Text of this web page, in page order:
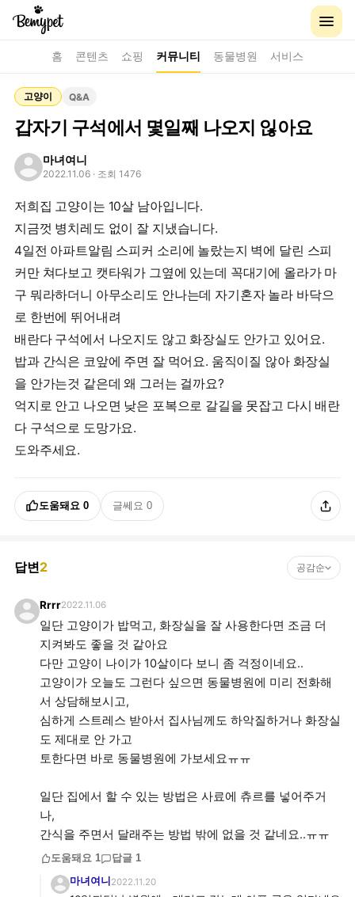
홈 콘텐츠 쇼핑 커뮤니티 동물병원 서비스
고양이 Q&A
갑자기 구석에서 몇일째 나오지 읺아요
마녀여니
2022.11.06 · 조회 1476
저희집 고양이는 10살 남아입니다.
지금껏 병치레도 없이 잘 지냈습니다.
4일전 아파트알림 스피커 소리에 놀랐는지 벽에 달린 스피
커만 쳐다보고 캣타워가 그옆에 있는데 꼭대기에 올라가 마
구 뭐라하더니 아무소리도 안나는데 자기혼자 놀라 바닥으
로 한번에 뛰어내려
배란다 구석에서 나오지도 않고 화장실도 안가고 있어요.
밥과 간식은 코앞에 주면 잘 먹어요. 움직이질 않아 화장실
을 안가는것 같은데 왜 그러는 걸까요?
억지로 안고 나오면 낮은 포복으로 갈길을 못잡고 다시 배란
다 구석으로 도망가요.
도와주세요.
도움돼요 0 글쎄요 0
답변2 공감순
Rrrr2022.11.06
일단 고양이가 밥먹고, 화장실을 잘 사용한다면 조금 더
지켜봐도 좋을 것 같아요
다만 고양이 나이가 10살이다 보니 좀 걱정이네요..
고양이가 오늘도 그런다 싶으면 동물병원에 미리 전화해
서 상담해보시고,
심하게 스트레스 받아서 집사님께도 하악질하거나 화장실
도 제대로 안 가고
토한다면 바로 동물병원에 가보세요ㅠㅠ
일단 집에서 할 수 있는 방법은 사료에 츄르를 넣어주거
나,
간식을 주면서 달래주는 방법 밖에 없을 것 같네요..ㅠㅠ
도움돼요 1 답글 1
마녀여니 2022.11.20